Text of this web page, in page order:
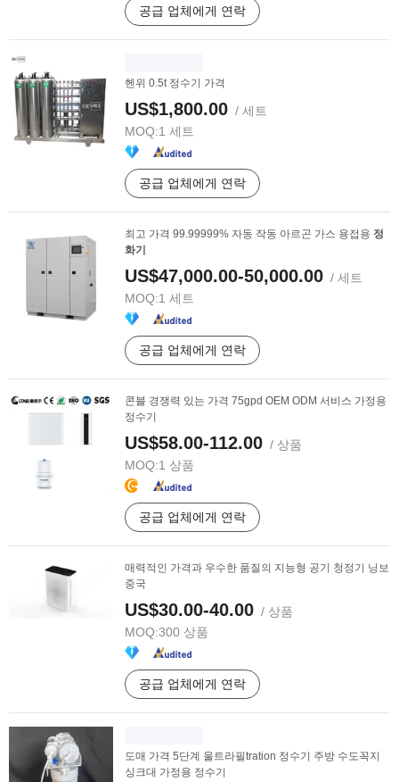
공급 업체에게 연락
헨위 0.5t 정수기 가격
US$1,800.00 / 세트
MOQ:1 세트
공급 업체에게 연락
최고 가격 99.99999% 자동 작동 아르곤 가스 용접용 정
화기
US$47,000.00-50,000.00 / 세트
MOQ:1 세트
공급 업체에게 연락
콘블 경쟁력 있는 가격 75gpd OEM ODM 서비스 가정용
정수기
US$58.00-112.00 / 상품
MOQ:1 상품
공급 업체에게 연락
매력적인 가격과 우수한 품질의 지능형 공기 청정기 닝보
중국
US$30.00-40.00 / 상품
MOQ:300 상품
공급 업체에게 연락
도매 가격 5단계 울트라필tration 정수기 주방 수도꼭지
싱크대 가정용 정수기